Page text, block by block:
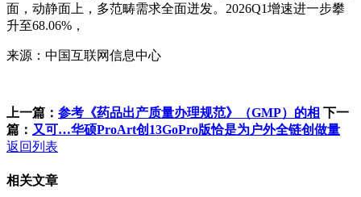
面，动静面上，多范畴需求全面迸发。2026Q1增速进一步攀
升至68.06%，
来源：中国互联网信息中心
上一篇： 参考《药品出产质量办理规范》（GMP）的相 下一
篇： 又可…华硕ProArt创13GoPro版恰是为户外全链创做量
返回列表
相关文章